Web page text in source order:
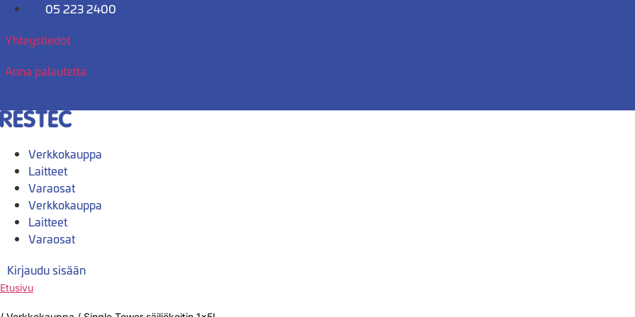
Mene
05 223 2400
Yhteystiedot
Anna palautetta
Verkkokauppa
Laitteet
Varaosat
Verkkokauppa
Laitteet
Varaosat
Kirjaudu sisään
Etusivu